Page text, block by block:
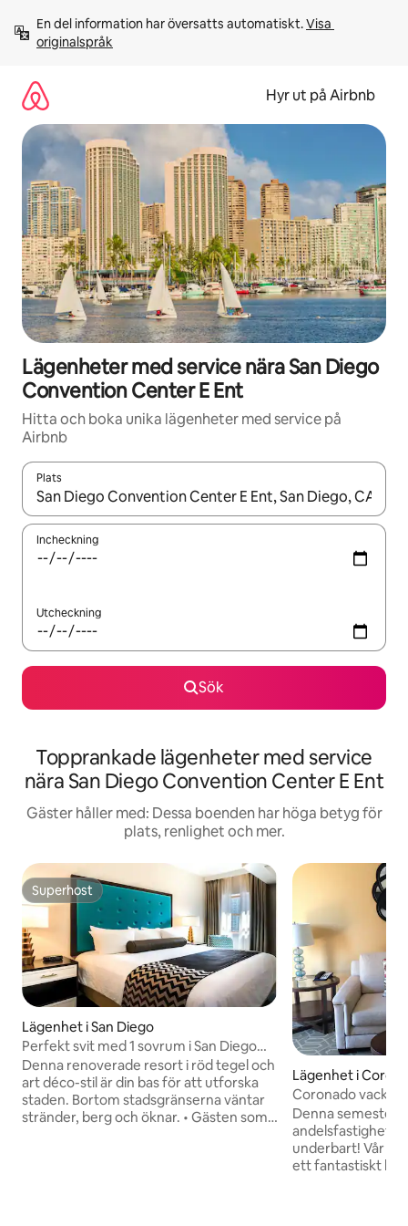
innehåll
En del information har översatts automatiskt. Visa
originalspråk
Hyr ut på Airbnb
Lägenheter med service nära San Diego
Convention Center E Ent
Hitta och boka unika lägenheter med service på
Airbnb
Plats
När resultaten är tillgängliga kan du navigera med upp- och
Incheckning
Utcheckning
Sök
Topprankade lägenheter med service
nära San Diego Convention Center E Ent
Gäster håller med: Dessa boenden har höga betyg för
plats, renlighet och mer.
Superhost
Superhost
Lägenhet i San Diego
Perfekt svit med 1 sovrum i San Diego
Balboa
Denna renoverade resort i röd tegel och
art déco-stil är din bas för att utforska
staden. Bortom stadsgränserna väntar
stränder, berg och öknar. • Gästen som
Lägenhet i
Coronado vacker
också!
Denna
underbart! Vår
ett fantastiskt